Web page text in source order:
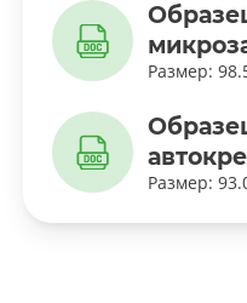
Размер:
Размер: